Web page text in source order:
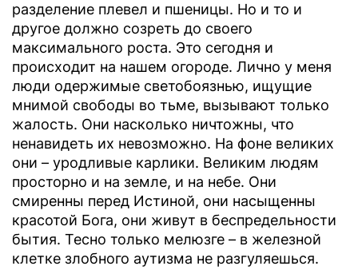
разделение плевел и пшеницы. Но и то и
другое должно созреть до своего
максимального роста. Это сегодня и
происходит на нашем огороде. Лично у меня
люди одержимые светобоязнью, ищущие
мнимой свободы во тьме, вызывают только
жалость. Они насколько ничтожны, что
ненавидеть их невозможно. На фоне великих
они – уродливые карлики. Великим людям
просторно и на земле, и на небе. Они
смиренны перед Истиной, они насыщенны
красотой Бога, они живут в беспредельности
бытия. Тесно только мелюзге – в железной
клетке злобного аутизма не разгуляешься.